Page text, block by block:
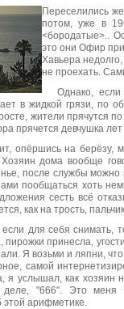
Переселились
потом, уже в
<бородатые>..
это они Офир
Хавьера
не проехать.
Однако, если
в жидкой грязи, по
жители прячутся
прячется девчушка
опёршись на берёзу,
дома вообще
после службы
пообщаться хоть
сесть всё
как на трость,
для себя снимать,
пирожки принесла,
Я возьми и ляпни,
самой
я услышал, как хозяин
"666". Это меня
этой арифметике.